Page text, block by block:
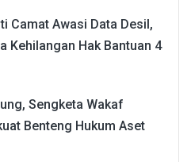
Camat Awasi Data Desil,
Kehilangan Hak Bantuan 4
Sengketa Wakaf
Benteng Hukum Aset